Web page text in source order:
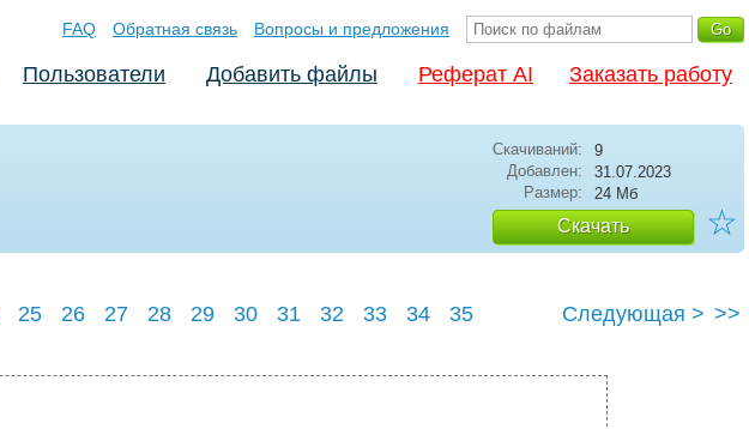
FAQ Обратная связь Вопросы и предложения
Пользователи Добавить файлы Реферат AI Заказать работу
Скачиваний:
9
Добавлен:
31.07.2023
Размер:
24 Мб
Скачать ☆
25 26 27 28 29 30 31 32 33 34 35 Следующая > >>